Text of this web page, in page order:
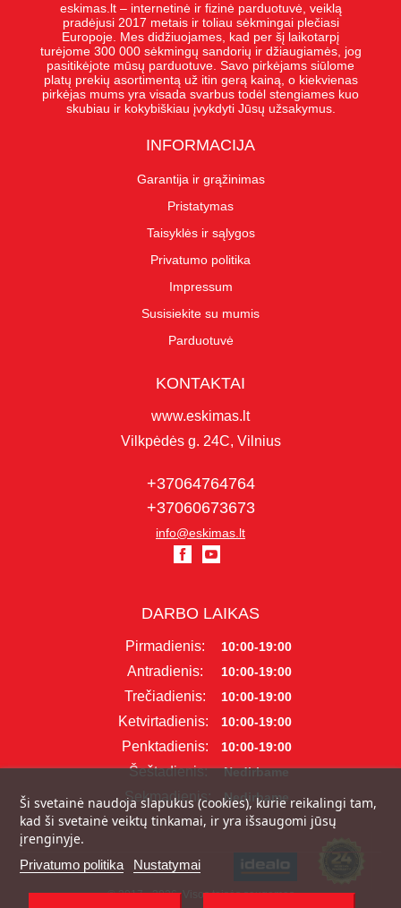
eskimas.lt – internetinė ir fizinė parduotuvė, veiklą
pradėjusi 2017 metais ir toliau sėkmingai plečiasi
Europoje. Mes didžiuojames, kad per šį laikotarpį
turėjome 300 000 sėkmingų sandorių ir džiaugiamės, jog
pasitikėjote mūsų parduotuve. Savo pirkėjams siūlome
platų prekių asortimentą už itin gerą kainą, o kiekvienas
pirkėjas mums yra visada svarbus todėl stengiames kuo
skubiau ir kokybiškiau įvykdyti Jūsų užsakymus.
INFORMACIJA
Garantija ir grąžinimas
Pristatymas
Taisyklės ir sąlygos
Privatumo politika
Impressum
Susisiekite su mumis
Parduotuvė
KONTAKTAI
www.eskimas.lt
Vilkpėdės g. 24C, Vilnius
+37064764764
+37060673673
info@eskimas.lt
DARBO LAIKAS
Pirmadienis: 10:00-19:00
Antradienis: 10:00-19:00
Trečiadienis: 10:00-19:00
Ketvirtadienis: 10:00-19:00
Penktadienis: 10:00-19:00
Šeštadienis: Nedirbame
Sekmadienis: Nedirbame
Ši svetainė naudoja slapukus (cookies), kurie reikalingi tam,
kad ši svetainė veiktų tinkamai, ir yra išsaugomi jūsų
įrenginyje.
Privatumo politika Nustatymai
© 2017 - 2026, Visos teisės saugomos